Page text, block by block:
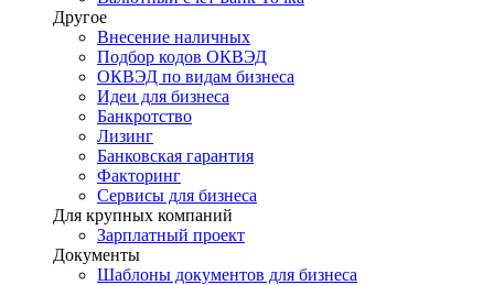
Другое
Внесение наличных
Подбор кодов ОКВЭД
ОКВЭД по видам бизнеса
Идеи для бизнеса
Банкротство
Лизинг
Банковская гарантия
Факторинг
Сервисы для бизнеса
Для крупных компаний
Зарплатный проект
Документы
Шаблоны документов для бизнеса